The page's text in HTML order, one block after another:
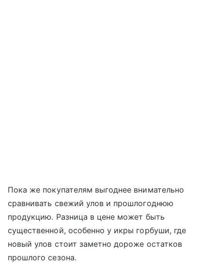
Пока же покупателям выгоднее внимательно
сравнивать свежий улов и прошлогоднюю
продукцию. Разница в цене может быть
существенной, особенно у икры горбуши, где
новый улов стоит заметно дороже остатков
прошлого сезона.